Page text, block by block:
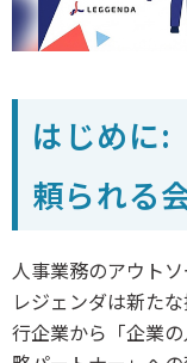
はじめに:
頼られる
人事業務のアウト
レジェンダは新た
行企業から「企業